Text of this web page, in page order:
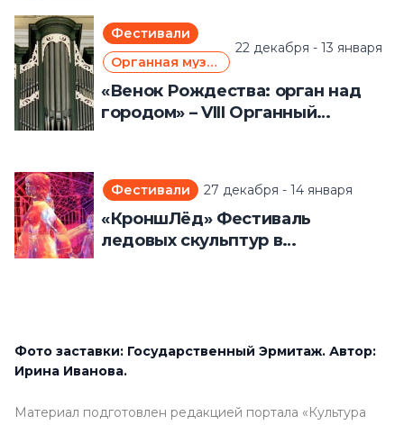
29 декабря 2025 года)
Фестивали
Органная музыка
22 декабря - 13 января
«Венок Рождества: орган над
городом» – VIII Органный
Фестивали 27 декабря - 14 января
«КроншЛёд» Фестиваль
ледовых скульптур в
Фото заставки: Государственный Эрмитаж. Автор:
Ирина Иванова.
Материал подготовлен редакцией портала «Культура